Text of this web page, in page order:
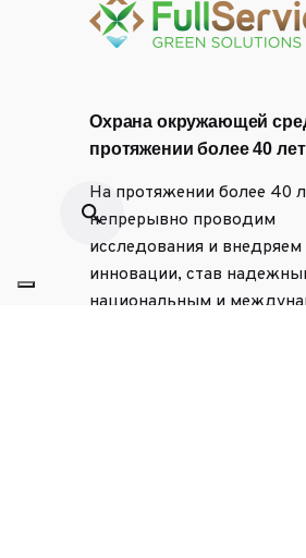
Охрана окружающей
протяжении более 40 лет
На протяжении более 40
непрерывно проводим
исследования и внедряем
инновации, став
национальным и